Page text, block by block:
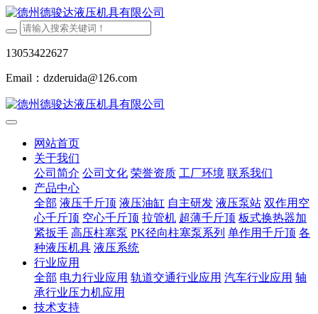
13053422627
Email：dzderuida@126.com
网站首页
关于我们
公司简介 公司文化 荣誉资质 工厂环境 联系我们
产品中心
全部 液压千斤顶 液压油缸 自主研发 液压泵站 双作用空
心千斤顶 空心千斤顶 拉管机 超薄千斤顶 板式换热器加
紧扳手 高压柱塞泵 PK径向柱塞泵系列 单作用千斤顶 各
种液压机具 液压系统
行业应用
全部 电力行业应用 轨道交通行业应用 汽车行业应用 轴
承行业压力机应用
技术支持